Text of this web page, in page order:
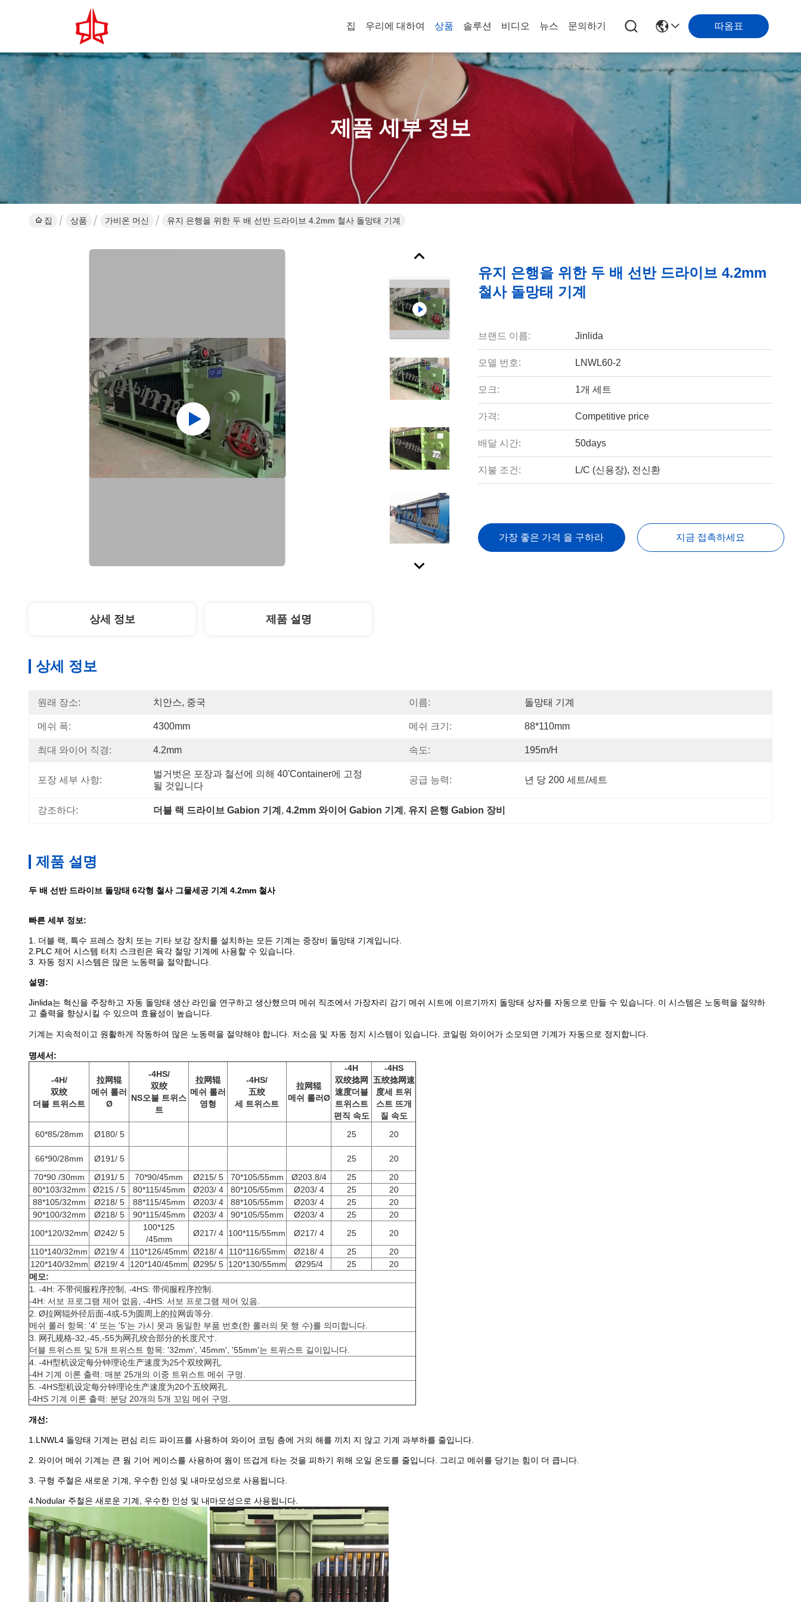
집 우리에 대하여 상품 솔루션 비디오 뉴스 문의하기 따옴표
제품 세부 정보
집 상품 가비온 머신 유지 은행을 위한 두 배 선반 드라이브 4.2mm 철사 돌망태 기계
유지 은행을 위한 두 배 선반 드라이브 4.2mm
철사 돌망태 기계
브랜드 이름: Jinlida
모델 번호: LNWL60-2
모크: 1개 세트
가격: Competitive price
배달 시간: 50days
지불 조건: L/C (신용장), 전신환
가장 좋은 가격 을 구하라 지금 접촉하세요
상세 정보 제품 설명
상세 정보
원래 장소: 치안스, 중국 이름: 돌망태 기계
메쉬 폭: 4300mm 메쉬 크기: 88*110mm
최대 와이어 직경: 4.2mm 속도: 195m/h
포장 세부 사항:
벌거벗은 포장과 철선에 의해 40'container에 고정
될 것입니다
공급 능력: 년 당 200 세트/세트
강조하다: 더블 랙 드라이브 Gabion 기계 , 4.2mm 와이어 Gabion 기계 , 유지 은행 Gabion 장비
제품 설명
두 배 선반 드라이브 돌망태 6각형 철사 그물세공 기계 4.2mm 철사
빠른 세부 정보:
1. 더블 랙, 특수 프레스 장치 또는 기타 보강 장치를 설치하는 모든 기계는 중장비 돌망태 기계입니다.
2.PLC 제어 시스템 터치 스크린은 육각 철망 기계에 사용할 수 있습니다.
3. 자동 정지 시스템은 많은 노동력을 절약합니다.
설명:
Jinlida는 혁신을 주장하고 자동 돌망태 생산 라인을 연구하고 생산했으며 메쉬 직조에서 가장자리 감기 메쉬 시트에 이르기까지 돌망태 상자를 자동으로 만들 수 있습니다. 이 시스템은 노동력을 절약하
고 출력을 향상시킬 수 있으며 효율성이 높습니다.
기계는 지속적이고 원활하게 작동하여 많은 노동력을 절약해야 합니다. 저소음 및 자동 정지 시스템이 있습니다. 코일링 와이어가 소모되면 기계가 자동으로 정지합니다.
명세서:
-4H/
双绞
더블 트위스트
拉网辊
메쉬 롤러
Ø
-4HS/
双绞
NS오블 트위스
트
拉网辊
메쉬 롤러
영형
-4HS/
五绞
세 트위스트
拉网辊
메쉬 롤러Ø
-4H
双绞捻网
速度더블
트위스트
편직 속도
-4HS
五绞捻网速
度세 트위
스트 뜨개
질 속도
60*85/28mm
Ø180/ 5 25 20
66*90/28mm Ø191/ 5 25
20
70*90 /30mm
Ø191/ 5 70*90/45mm Ø215/ 5 70*105/55mm Ø203.8/4 25
20
80*103/32mm
Ø215 / 5 80*115/45mm Ø203/ 4 80*105/55mm Ø203/ 4 25
20
88*105/32mm
Ø218/ 5 88*115/45mm Ø203/ 4 88*105/55mm Ø203/ 4 25
20
90*100/32mm
Ø218/ 5 90*115/45mm Ø203/ 4 90*105/55mm Ø203/ 4 25
20
100*120/32mm
Ø242/ 5
100*125
/45mm
Ø217/ 4 100*115/55mm Ø217/ 4 25
20
110*140/32mm
Ø219/ 4 110*126/45mm Ø218/ 4 110*116/55mm Ø218/ 4 25
20
120*140/32mm
Ø219/ 4 120*140/45mm Ø295/ 5 120*130/55mm Ø295/4 25
20
메모:
1. -4H: 不带伺服程序控制, -4HS: 带伺服程序控制.
-4H: 서보 프로그램 제어 없음, -4HS: 서보 프로그램 제어 있음.
2. Ø拉网辊外径后面-4或-5为圆周上的拉网齿等分.
메쉬 롤러 항목: '4' 또는 '5'는 가시 못과 동일한 부품 번호(한 롤러의 못 행 수)를 의미합니다.
3. 网孔规格-32,-45,-55为网孔绞合部分的长度尺寸.
더블 트위스트 및 5개 트위스트 항목: '32mm', '45mm', '55mm'는 트위스트 길이입니다.
4. -4H型机设定每分钟理论生产速度为25个双绞网孔.
-4H 기계 이론 출력: 매분 25개의 이중 트위스트 메쉬 구멍.
5. -4HS型机设定每分钟理论生产速度为20个五绞网孔.
-4HS 기계 이론 출력: 분당 20개의 5개 꼬임 메쉬 구멍.
개선:
1.LNWL4 돌망태 기계는 편심 리드 파이프를 사용하여 와이어 코팅 층에 거의 해를 끼치 지 않고 기계 과부하를 줄입니다.
2. 와이어 메쉬 기계는 큰 웜 기어 케이스를 사용하여 웜이 뜨겁게 타는 것을 피하기 위해 오일 온도를 줄입니다. 그리고 메쉬를 당기는 힘이 더 큽니다.
3. 구형 주철은 새로운 기계, 우수한 인성 및 내마모성으로 사용됩니다.
4.Nodular 주철은 새로운 기계, 우수한 인성 및 내마모성으로 사용됩니다.